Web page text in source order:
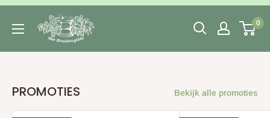
Naar
content
0
PROMOTIES Bekijk alle promoties